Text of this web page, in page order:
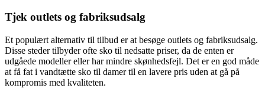
Tjek outlets og fabriksudsalg
Et populært alternativ til tilbud er at besøge outlets og fabriksudsalg.
Disse steder tilbyder ofte sko til nedsatte priser, da de enten er
udgåede modeller eller har mindre skønhedsfejl. Det er en god måde
at få fat i vandtætte sko til damer til en lavere pris uden at gå på
kompromis med kvaliteten.